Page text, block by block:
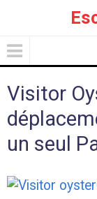
Visitor
un seul